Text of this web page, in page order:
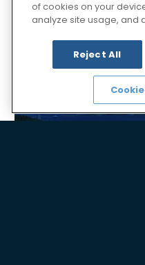
of cookies on your
analyze site usage, and
Reject All